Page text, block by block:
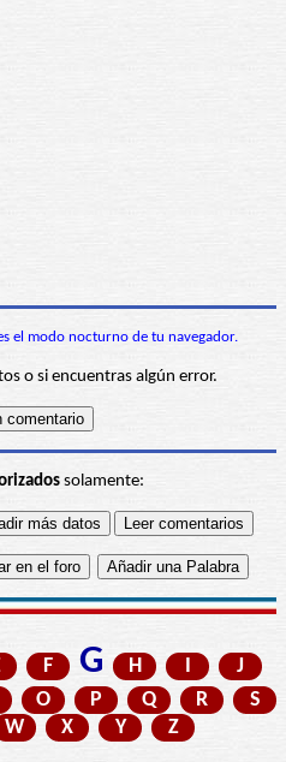
el modo nocturno de tu navegador.
o si encuentras algún error.
solamente:
F G H I
J
O P Q R
S
W X Y Z